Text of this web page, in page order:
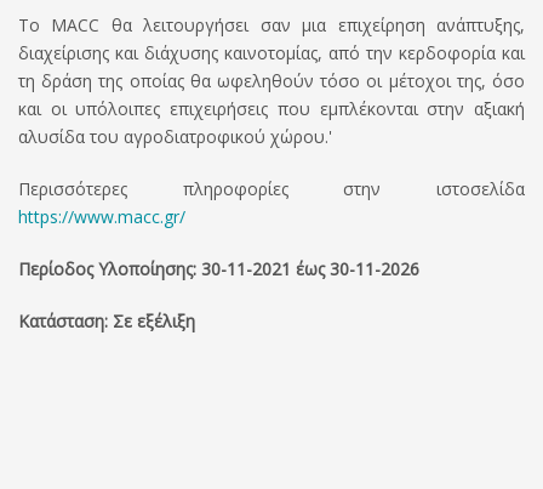
Το MACC θα λειτουργήσει σαν μια επιχείρηση ανάπτυξης,
διαχείρισης και διάχυσης καινοτομίας, από την κερδοφορία και
τη δράση της οποίας θα ωφεληθούν τόσο οι μέτοχοι της, όσο
και οι υπόλοιπες επιχειρήσεις που εμπλέκονται στην αξιακή
αλυσίδα του αγροδιατροφικού χώρου.'
Περισσότερες πληροφορίες στην ιστοσελίδα
https://www.macc.gr/
Περίοδος Υλοποίησης: 30-11-2021 έως 30-11-2026
Κατάσταση: Σε εξέλιξη